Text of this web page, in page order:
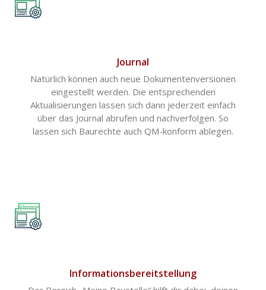
Journal
Natürlich können auch neue Dokumentenversionen
eingestellt werden. Die entsprechenden
Aktualisierungen lassen sich dann jederzeit einfach
über das Journal abrufen und nachverfolgen. So
lassen sich Baurechte auch QM-konform ablegen.
Informationsbereitstellung